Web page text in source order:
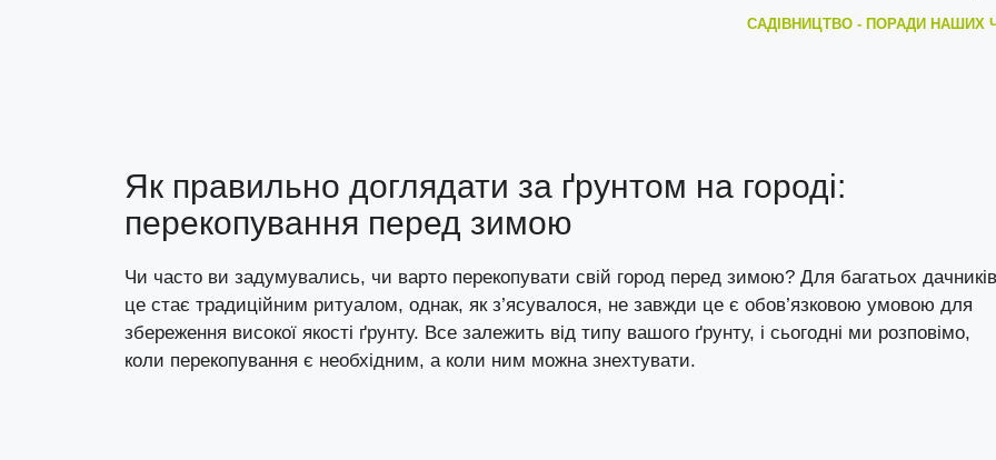
САДІВНИЦТВО - ПОРАДИ НАШИХ
Як правильно доглядати за ґрунтом на городі:
перекопування перед зимою
Чи часто ви задумувались, чи варто перекопувати свій город перед зимою? Для багатьох дачників
це стає традиційним ритуалом, однак, як з’ясувалося, не завжди це є обов’язковою умовою для
збереження високої якості ґрунту. Все залежить від типу вашого ґрунту, і сьогодні ми розповімо,
коли перекопування є необхідним, а коли ним можна знехтувати.